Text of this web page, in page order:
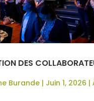
DES
Burande| Juin 1, 2026 |